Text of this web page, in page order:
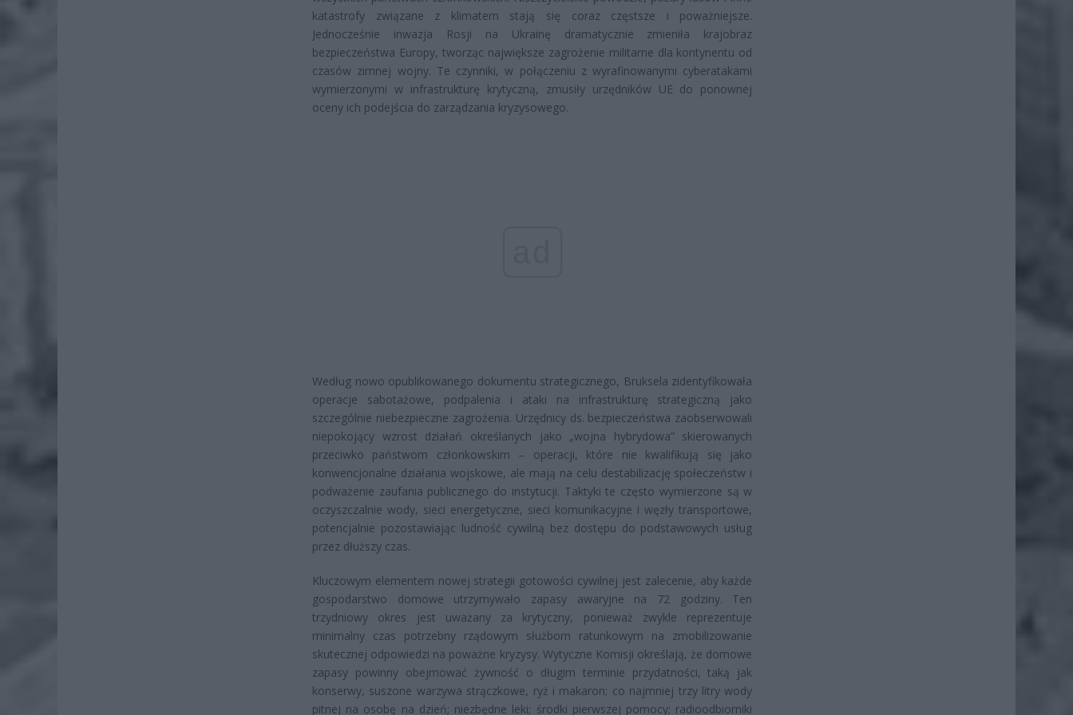
katastrofy związane z klimatem stają się coraz częstsze i poważniejsze.
Jednocześnie inwazja Rosji na Ukrainę dramatycznie zmieniła krajobraz
bezpieczeństwa Europy, tworząc największe zagrożenie militarne dla kontynentu od
czasów zimnej wojny. Te czynniki, w połączeniu z wyrafinowanymi cyberatakami
wymierzonymi w infrastrukturę krytyczną, zmusiły urzędników UE do ponownej
oceny ich podejścia do zarządzania kryzysowego.
Według nowo opublikowanego dokumentu strategicznego, Bruksela zidentyfikowała
operacje sabotażowe, podpalenia i ataki na infrastrukturę strategiczną jako
szczególnie niebezpieczne zagrożenia. Urzędnicy ds. bezpieczeństwa zaobserwowali
niepokojący wzrost działań określanych jako „wojna hybrydowa” skierowanych
przeciwko państwom członkowskim – operacji, które nie kwalifikują się jako
konwencjonalne działania wojskowe, ale mają na celu destabilizację społeczeństw i
podważenie zaufania publicznego do instytucji. Taktyki te często wymierzone są w
oczyszczalnie wody, sieci energetyczne, sieci komunikacyjne i węzły transportowe,
potencjalnie pozostawiając ludność cywilną bez dostępu do podstawowych usług
przez dłuższy czas.
Kluczowym elementem nowej strategii gotowości cywilnej jest zalecenie, aby każde
gospodarstwo domowe utrzymywało zapasy awaryjne na 72 godziny. Ten
trzydniowy okres jest uważany za krytyczny, ponieważ zwykle reprezentuje
minimalny czas potrzebny rządowym służbom ratunkowym na zmobilizowanie
skutecznej odpowiedzi na poważne kryzysy. Wytyczne Komisji określają, że domowe
zapasy powinny obejmować żywność o długim terminie przydatności, taką jak
konserwy, suszone warzywa strączkowe, ryż i makaron; co najmniej trzy litry wody
pitnej na osobę na dzień; niezbędne leki; środki pierwszej pomocy; radioodbiorniki